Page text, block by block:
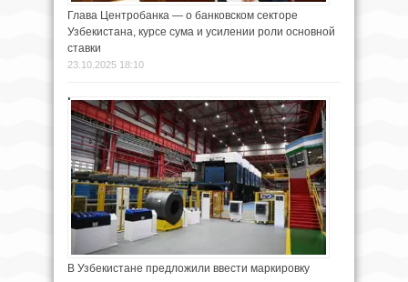
Глава Центробанка — о банковском секторе
Узбекистана, курсе сума и усилении роли основной
ставки
23.10.2025 18:10
В Узбекистане предложили ввести маркировку